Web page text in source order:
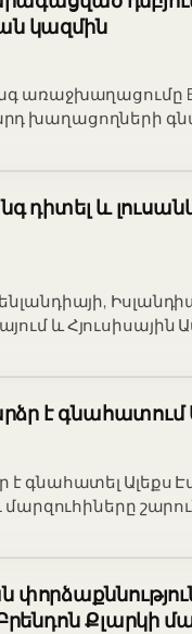
կազմին
առաջխաղացումը
խաղացողների
դիտել և
և Հյուսիսային
է գնահատում
է գնահատել Ալեքս
մարզուհիները
Քլարկի